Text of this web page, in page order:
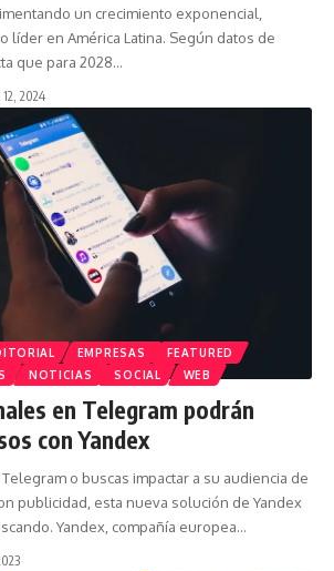
un crecimiento exponencial,
líder en América Latina. Según datos de
que para 2028…
2024
EMPRESAS
FEATURED
NOTICIAS SOCIAL WEB
en Telegram podrán
con Yandex
o buscas impactar a su audiencia de
publicidad, esta nueva solución de Yandex
Yandex, compañía europea…